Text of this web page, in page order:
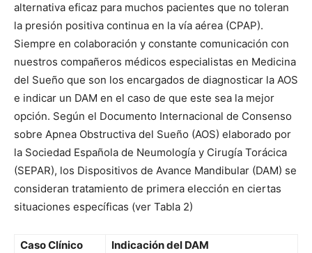
alternativa eficaz para muchos pacientes que no toleran
la presión positiva continua en la vía aérea (CPAP).
Siempre en colaboración y constante comunicación con
nuestros compañeros médicos especialistas en Medicina
del Sueño que son los encargados de diagnosticar la AOS
e indicar un DAM en el caso de que este sea la mejor
opción. Según el Documento Internacional de Consenso
sobre Apnea Obstructiva del Sueño (AOS) elaborado por
la Sociedad Española de Neumología y Cirugía Torácica
(SEPAR), los Dispositivos de Avance Mandibular (DAM) se
consideran tratamiento de primera elección en ciertas
situaciones específicas (ver Tabla 2)
Caso Clínico Indicación del DAM